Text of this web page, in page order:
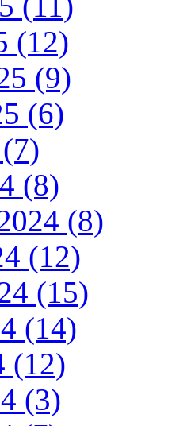
(12)
(9)
(6)
(8)
(8)
(12)
(15)
(14)
(12)
(3)